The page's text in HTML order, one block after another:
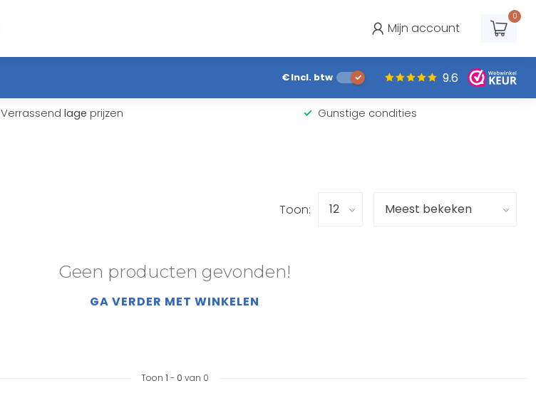
Mijn account
0
€Incl. btw 9.6
Verrassend lage prijzen Gunstige condities
Toon:
Geen producten gevonden!
GA VERDER MET WINKELEN
Toon 1 - 0 van 0